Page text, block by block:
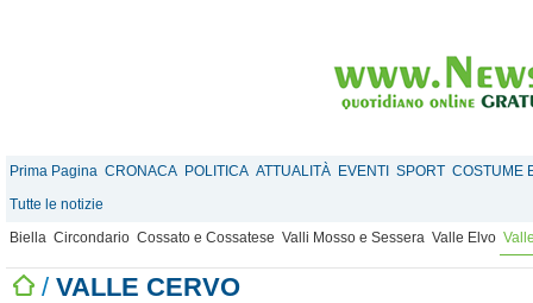
Prima Pagina CRONACA POLITICA ATTUALITÀ EVENTI SPORT COSTUME
Tutte le notizie
Biella Circondario Cossato e Cossatese Valli Mosso e Sessera Valle Elvo
/ VALLE CERVO